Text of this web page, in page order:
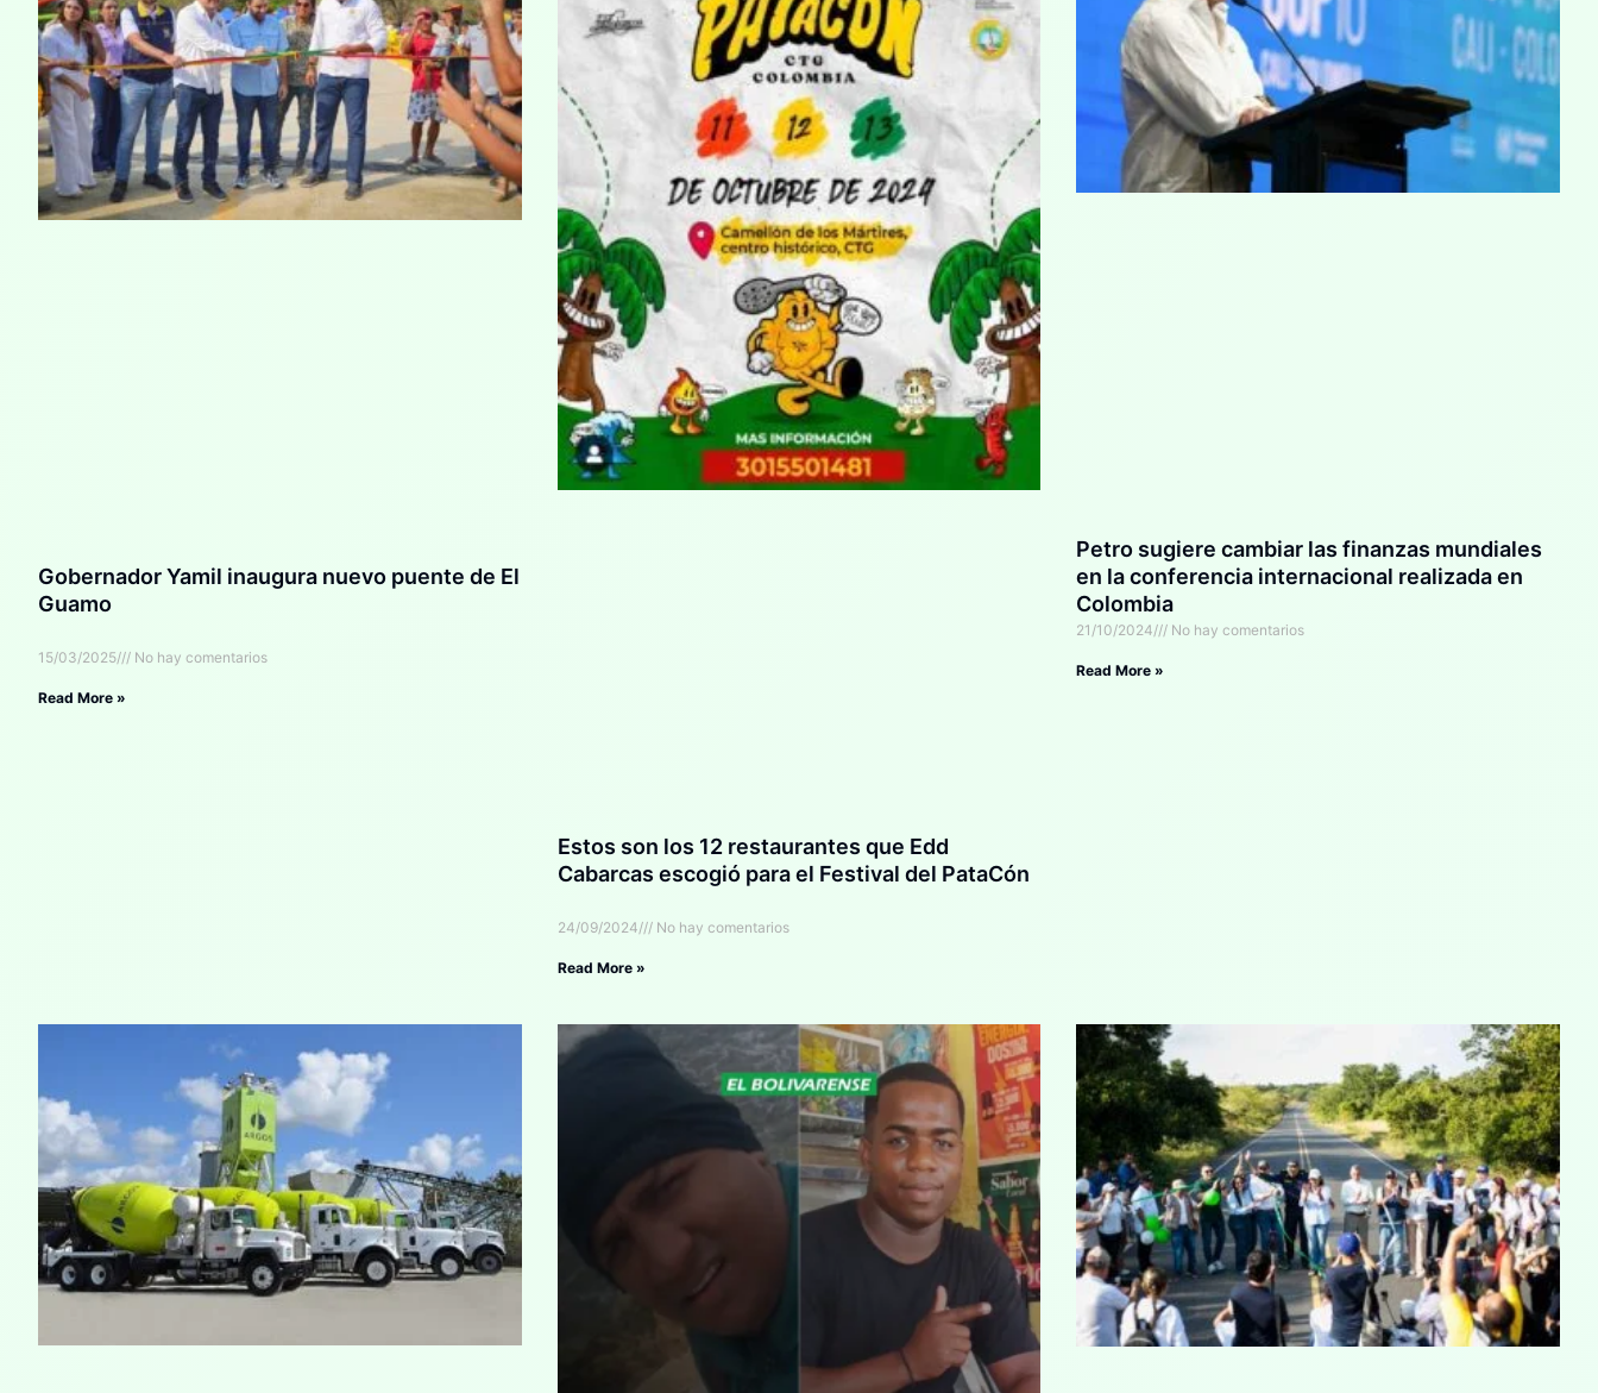
Gobernador Yamil inaugura nuevo puente de El
Guamo
15/03/2025 No hay comentarios
Read More »
Estos son los 12 restaurantes que Edd
Cabarcas escogió para el Festival del PataCón
24/09/2024 No hay comentarios
Read More »
Petro sugiere cambiar las finanzas mundiales
en la conferencia internacional realizada en
Colombia
21/10/2024 No hay comentarios
Read More »